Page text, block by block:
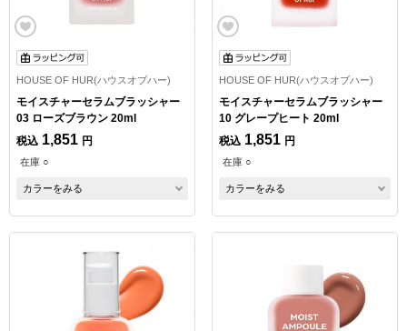
HOUSE OF HUR(ハウスオブハー)
モイスチャーセラムブラッシャー
03 ローズブラウン 20ml
税込 1,851 円
在庫 ○
カラーをみる
HOUSE OF HUR(ハウスオブハー)
モイスチャーセラムブラッシャー
10 グレープヒート 20ml
税込 1,851 円
在庫 ○
カラーをみる